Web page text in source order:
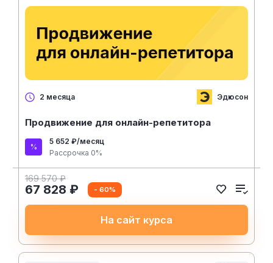
2 месяца Эдюсон
Продвижение для онлайн-репетитора
5 652 ₽/месяц
Рассрочка 0%
169 570 ₽
67 828 ₽ - 60%
На сайт курса